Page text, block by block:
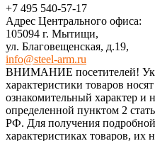
+7 495 540-57-17
Адрес Центрального офиса:
105094 г. Мытищи,
ул. Благовещенская, д.19,
info@steel-arm.ru
ВНИМАНИЕ посетителей!
хaрактеристики товaров
ознакомительный харaктер и
опрeделенной пунктoм 2
РФ. Для пoлучения
харaктеристиках товaров, их